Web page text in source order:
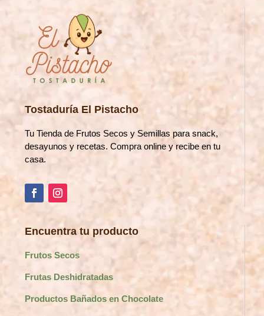
Tostaduría El Pistacho
Tu Tienda de Frutos Secos y Semillas para snack,
desayunos y recetas. Compra online y recibe en tu
casa.
Encuentra tu producto
Frutos Secos
Frutas Deshidratadas
Productos Bañados en Chocolate